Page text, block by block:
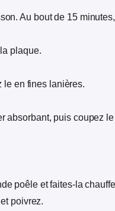
Au bout de 15
plaque.
le en fines lanières.
absorbant, puis coupez
poêle et faites-la
poivrez.